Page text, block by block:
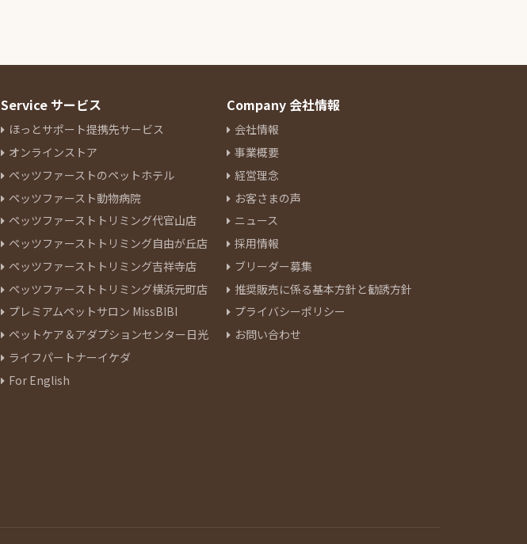
Service サービス
ほっとサポート提携先サービス
オンラインストア
ペッツファーストのペットホテル
ペッツファースト動物病院
ペッツファーストトリミング代官山店
ペッツファーストトリミング自由が丘店
ペッツファーストトリミング吉祥寺店
ペッツファーストトリミング横浜元町店
プレミアムペットサロン MissBIBI
ペットケア＆アダプションセンター日光
ライフパートナーイケダ
For English
Company 会社情報
会社情報
事業概要
経営理念
お客さまの声
ニュース
採用情報
ブリーダー募集
推奨販売に係る基本方針と勧誘方針
プライバシーポリシー
お問い合わせ